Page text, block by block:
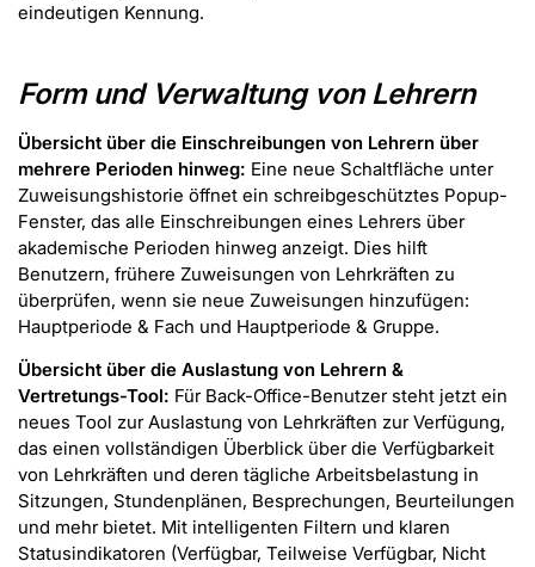
eindeutigen Kennung.
Form und Verwaltung von Lehrern
Übersicht über die Einschreibungen von Lehrern über
mehrere Perioden hinweg: Eine neue Schaltfläche unter
Zuweisungshistorie öffnet ein schreibgeschütztes Popup-
Fenster, das alle Einschreibungen eines Lehrers über
akademische Perioden hinweg anzeigt. Dies hilft
Benutzern, frühere Zuweisungen von Lehrkräften zu
überprüfen, wenn sie neue Zuweisungen hinzufügen:
Hauptperiode & Fach und Hauptperiode & Gruppe.
Übersicht über die Auslastung von Lehrern &
Vertretungs-Tool: Für Back-Office-Benutzer steht jetzt ein
neues Tool zur Auslastung von Lehrkräften zur Verfügung,
das einen vollständigen Überblick über die Verfügbarkeit
von Lehrkräften und deren tägliche Arbeitsbelastung in
Sitzungen, Stundenplänen, Besprechungen, Beurteilungen
und mehr bietet. Mit intelligenten Filtern und klaren
Statusindikatoren (Verfügbar, Teilweise Verfügbar, Nicht